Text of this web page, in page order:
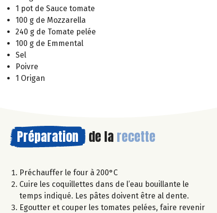
1 pot de Sauce tomate
100 g de Mozzarella
240 g de Tomate pelée
100 g de Emmental
Sel
Poivre
1 Origan
Préparation de la recette
Préchauffer le four à 200°C
Cuire les coquillettes dans de l’eau bouillante le
temps indiqué. Les pâtes doivent être al dente.
Egoutter et couper les tomates pelées, faire revenir